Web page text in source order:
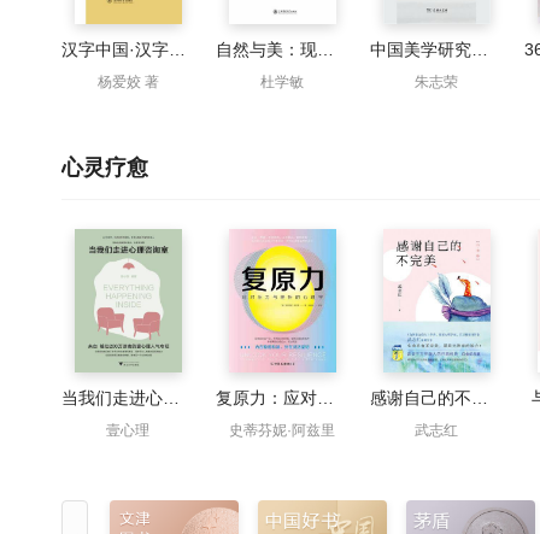
杨爱姣 著 杜学敏 朱志荣
心灵疗愈
壹心理 史蒂芬妮·阿兹里 武志红